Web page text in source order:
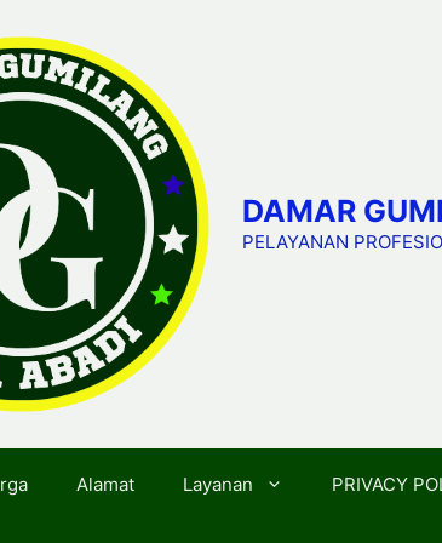
DAMAR
PELAYANAN
Alamat Layanan PRIVACY